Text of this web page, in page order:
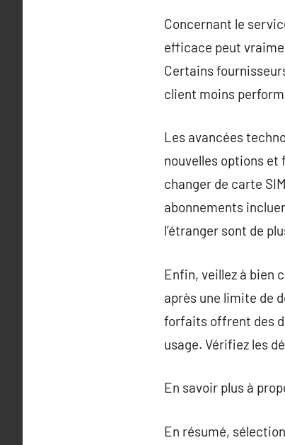
Concernant le
efficace peut
Certains
client moins
Les avancées
nouvelles options et
changer de carte
abonnements
l’étranger sont de
Enfin, veillez à bien
après une limite de
forfaits offrent des
usage. Vérifiez les
En savoir plus à
En résumé,